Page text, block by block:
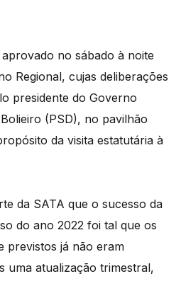
no sábado à noite
Regional, cujas deliberações
presidente do Governo
(PSD), no pavilhão
da visita estatutária à
da SATA que o sucesso da
do ano 2022 foi tal que os
previstos já não eram
uma atualização trimestral,